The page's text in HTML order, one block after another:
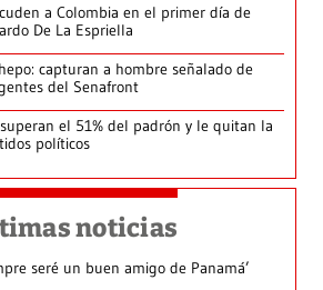
a Colombia en el primer día de
De La Espriella
capturan a hombre señalado de
del Senafront
el 51% del padrón y le quitan la
políticos
noticias
seré un buen amigo de Panamá’